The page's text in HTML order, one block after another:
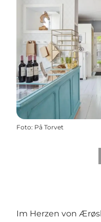
Foto: På Torvet
Im Herzen von